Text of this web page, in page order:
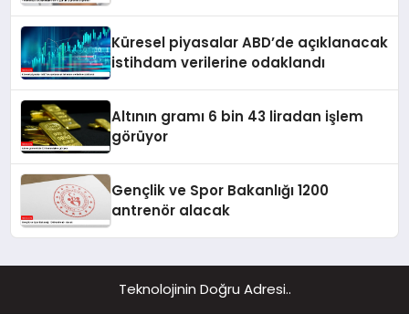
Küresel piyasalar ABD’de açıklanacak
istihdam verilerine odaklandı
Altının gramı 6 bin 43 liradan işlem
görüyor
Gençlik ve Spor Bakanlığı 1200
antrenör alacak
Teknolojinin Doğru Adresi..